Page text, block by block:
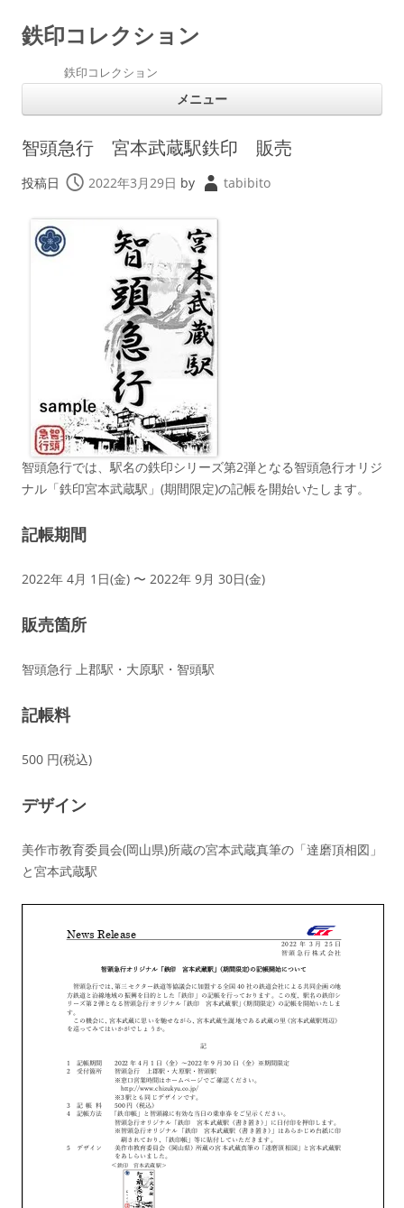
鉄印コレクション
鉄印コレクション
メニュー
智頭急行 宮本武蔵駅鉄印 販売
投稿日 2022年3月29日 by tabibito
智頭急行では、駅名の鉄印シリーズ第2弾となる智頭急行オリジ
ナル「鉄印宮本武蔵駅」(期間限定)の記帳を開始いたします。
記帳期間
2022年 4月 1日(金) 〜 2022年 9月 30日(金)
販売箇所
智頭急行 上郡駅・大原駅・智頭駅
記帳料
500 円(税込)
デザイン
美作市教育委員会(岡山県)所蔵の宮本武蔵真筆の「達磨頂相図」
と宮本武蔵駅